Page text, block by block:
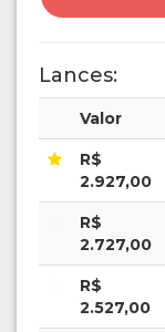
Lances:
Valor
R$
2.927,00
R$
2.727,00
R$
2.527,00